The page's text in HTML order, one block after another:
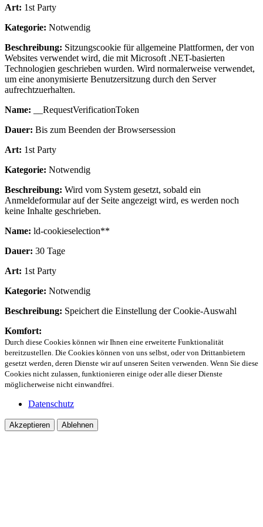
Art: 1st Party
Kategorie: Notwendig
Beschreibung: Sitzungscookie für allgemeine Plattformen, der von
Websites verwendet wird, die mit Microsoft .NET-basierten
Technologien geschrieben wurden. Wird normalerweise verwendet,
um eine anonymisierte Benutzersitzung durch den Server
aufrechtzuerhalten.
Name: __RequestVerificationToken
Dauer: Bis zum Beenden der Browsersession
Art: 1st Party
Kategorie: Notwendig
Beschreibung: Wird vom System gesetzt, sobald ein
Anmeldeformular auf der Seite angezeigt wird, es werden noch
keine Inhalte geschrieben.
Name: ld-cookieselection**
Dauer: 30 Tage
Art: 1st Party
Kategorie: Notwendig
Beschreibung: Speichert die Einstellung der Cookie-Auswahl
Komfort:
Durch diese Cookies können wir Ihnen eine erweiterte Funktionalität
bereitzustellen. Die Cookies können von uns selbst, oder von Drittanbietern
gesetzt werden, deren Dienste wir auf unseren Seiten verwenden. Wenn Sie diese
Cookies nicht zulassen, funktionieren einige oder alle dieser Dienste
möglicherweise nicht einwandfrei.
Datenschutz
Akzeptieren Ablehnen